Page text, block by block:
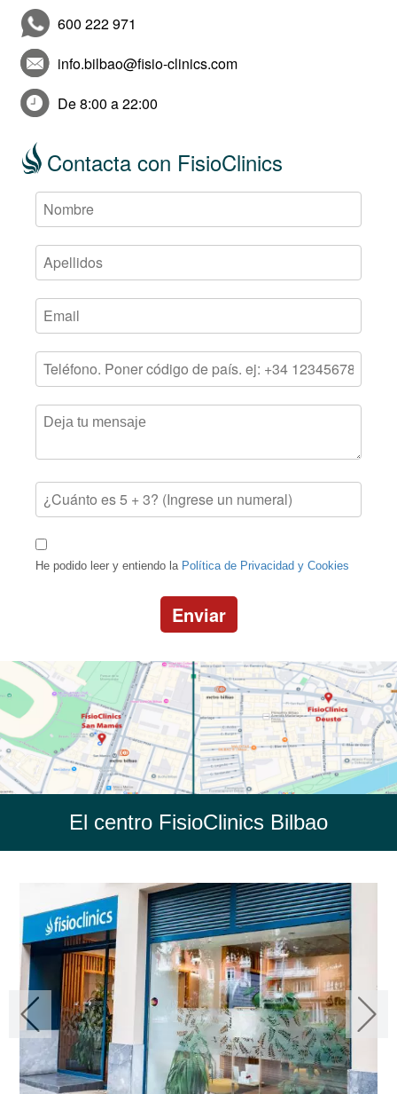
600 222 971
info.bilbao@fisio-clinics.com
De 8:00 a 22:00
Contacta con FisioClinics
He podido leer y entiendo la Política de Privacidad y Cookies
Enviar
El centro FisioClinics Bilbao